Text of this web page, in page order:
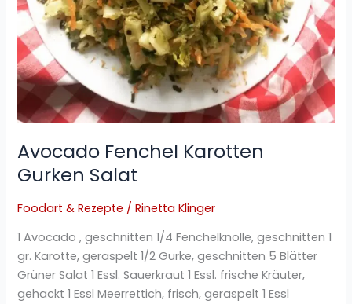
Avocado Fenchel Karotten
Gurken Salat
Foodart & Rezepte /Rinetta Klinger
1 Avocado , geschnitten 1/4 Fenchelknolle, geschnitten 1
gr. Karotte, geraspelt 1/2 Gurke, geschnitten 5 Blätter
Grüner Salat 1 Essl. Sauerkraut 1 Essl. frische Kräuter,
gehackt 1 Essl Meerrettich, frisch, geraspelt 1 Essl